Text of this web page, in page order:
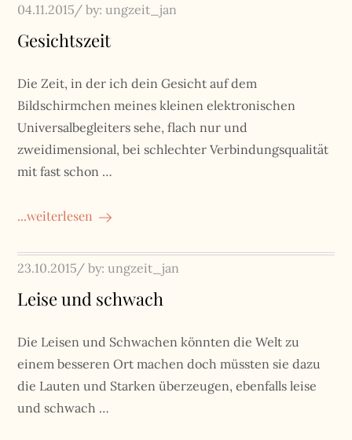
Posted
on
04.11.2015 by:ungzeit_jan
Gesichtszeit
Die Zeit, in der ich dein Gesicht auf dem
Bildschirmchen meines kleinen elektronischen
Universalbegleiters sehe, flach nur und
zweidimensional, bei schlechter Verbindungsqualität
mit fast schon …
...weiterlesen
Posted
on
23.10.2015 by:ungzeit_jan
Leise und schwach
Die Leisen und Schwachen könnten die Welt zu
einem besseren Ort machen doch müssten sie dazu
die Lauten und Starken überzeugen, ebenfalls leise
und schwach …